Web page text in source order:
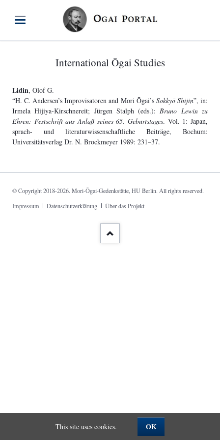
International Ōgai Studies
Lidin, Olof G.
“H. C. Andersen’s Improvisatoren and Mori Ōgai’s Sokkyō Shijin”, in:
Irmela Hijiya-Kirschnereit; Jürgen Stalph (eds.):Bruno Lewin zu
Ehren: Festschrift aus Anlaß seines 65. Geburtstages. Vol. 1: Japan,
sprach- und literaturwissenschaftliche Beiträge, Bochum:
Universitätsverlag Dr. N. Brockmeyer 1989: 231–37.
© Copyright 2018-2026. Mori-Ōgai-Gedenkstätte, HU Berlin. All rights reserved.
Skip
Impressum Datenschutzerklärung Über das Projekt
This site uses cookies. OK